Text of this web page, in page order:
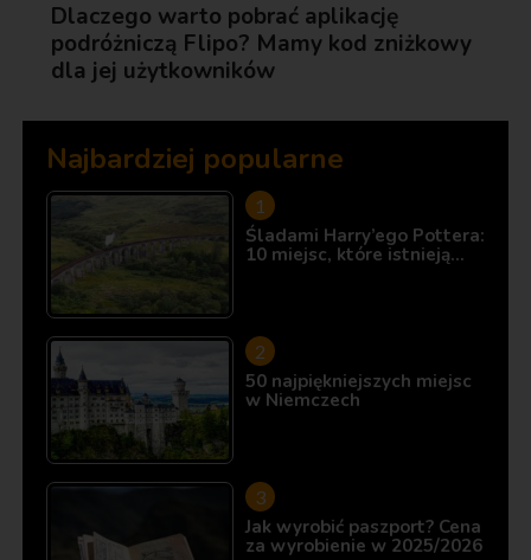
Dlaczego warto pobrać aplikację
podróżniczą Flipo? Mamy kod zniżkowy
dla jej użytkowników
Najbardziej popularne
Śladami Harry’ego Pottera:
10 miejsc, które istnieją…
50 najpiękniejszych miejsc
w Niemczech
Jak wyrobić paszport? Cena
za wyrobienie w 2025/2026